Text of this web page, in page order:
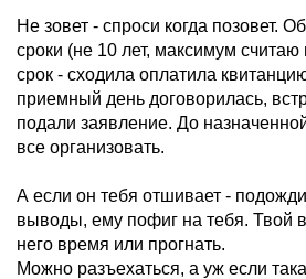
Не зовет - спроси когда позовет.
сроки (не 10 лет, максимум
срок - сходила оплатила
приемный день договорилась,
подали заявление. До
все организовать.
А если он тебя отшивает -
выводы, ему пофиг на тебя. Твой
него время или прогнать.
Можно разъехаться, а уж если